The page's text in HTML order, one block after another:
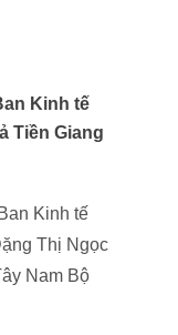
Kinh tế
Tiền Giang
Kinh tế
Thị Ngọc
Nam Bộ